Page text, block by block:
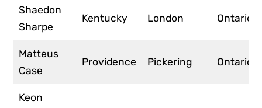
Shaedon
Sharpe
Kentucky London Ontario
Matteus
Case
Providence Pickering Ontario
Keon